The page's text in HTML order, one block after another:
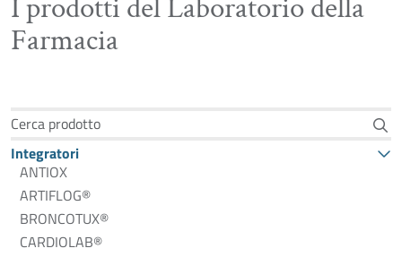
I prodotti del Laboratorio della
Farmacia
Cerca prodotto
Integratori
ANTIOX
ARTIFLOG®
BRONCOTUX®
CARDIOLAB®